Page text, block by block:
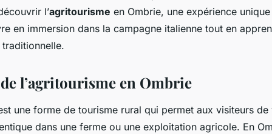
l’agritourisme en Ombrie, une expérience
en immersion dans la campagne italienne tout en
l’agritourisme en Ombrie
une forme de tourisme rural qui permet aux visiteurs de
dans une ferme ou une exploitation agricole. En